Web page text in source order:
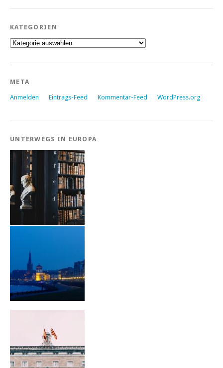
KATEGORIEN
Kategorien
META
Anmelden Eintrags-Feed Kommentar-Feed WordPress.org
UNTERWEGS IN EUROPA